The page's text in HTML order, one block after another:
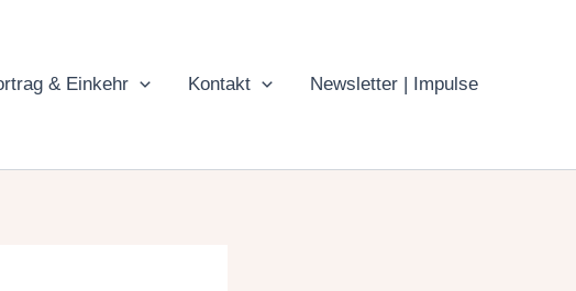
& Einkehr Kontakt Newsletter | Impulse